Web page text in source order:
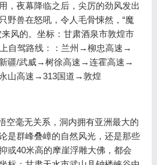
，夜幕降临之后，尖厉的劲风发出
野兽在怒吼，令人毛骨悚然，“魔
风的。坐标：甘肃酒泉市敦煌市
自驾路线：：兰州→柳忠高速→
疆/武威→树徐高速→连霍高速→
山高速→313国道→敦煌
毫无关系，洞内拥有亚洲最大的
是群峰叠嶂的自然风光，还是那些
或40米高的摩崖浮雕大佛，都会